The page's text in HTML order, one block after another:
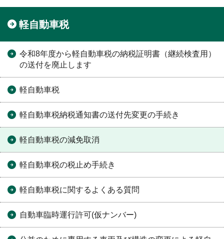
軽自動車税
令和8年度から軽自動車税の納税証明書（継続検査用）
の送付を廃止します
軽自動車税
軽自動車税納税通知書の送付先変更の手続き
軽自動車税の減免取消
軽自動車税の税止め手続き
軽自動車税に関するよくある質問
自動車臨時運行許可(仮ナンバー)